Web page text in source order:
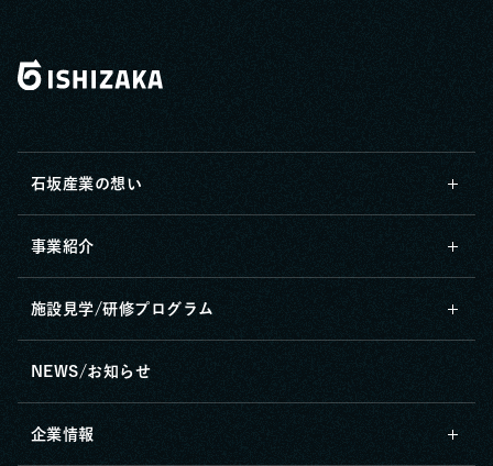
石坂産業の想い
事業紹介
施設見学/研修プログラム
NEWS/お知らせ
企業情報